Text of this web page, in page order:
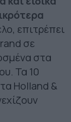
επιτρέπει
σε
στα
Τα 10
Holland &